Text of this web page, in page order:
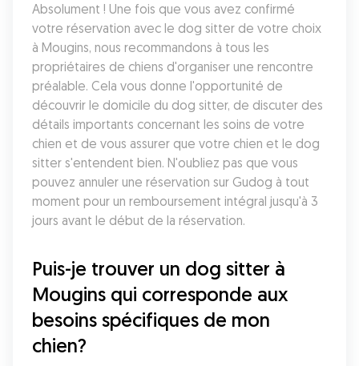
Absolument ! Une fois que vous avez confirmé
votre réservation avec le dog sitter de votre choix
à Mougins, nous recommandons à tous les
propriétaires de chiens d'organiser une rencontre
préalable. Cela vous donne l'opportunité de
découvrir le domicile du dog sitter, de discuter des
détails importants concernant les soins de votre
chien et de vous assurer que votre chien et le dog
sitter s'entendent bien. N'oubliez pas que vous
pouvez annuler une réservation sur Gudog à tout
moment pour un remboursement intégral jusqu'à 3
jours avant le début de la réservation.
Puis-je trouver un dog sitter à
Mougins qui corresponde aux
besoins spécifiques de mon
chien?